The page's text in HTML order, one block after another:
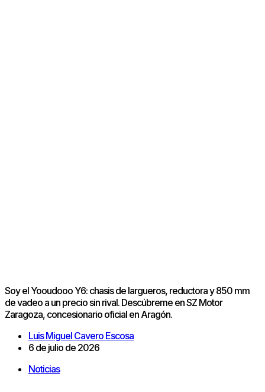
Soy el Yooudooo Y6: chasis de largueros, reductora y 850 mm
de vadeo a un precio sin rival. Descúbreme en SZ Motor
Zaragoza, concesionario oficial en Aragón.
Luis Miguel Cavero Escosa
6 de julio de 2026
Noticias